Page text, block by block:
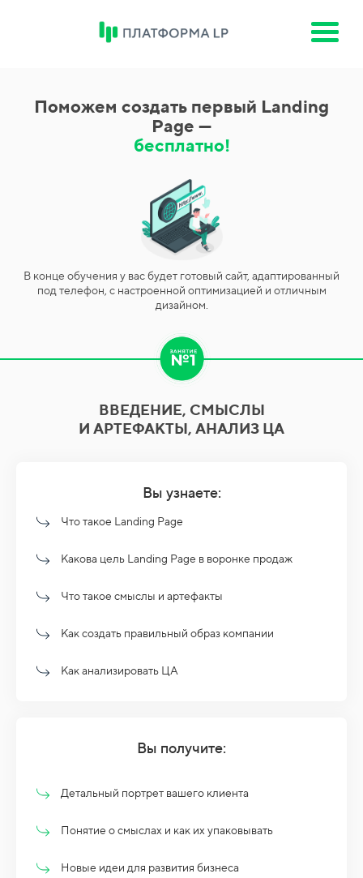
Поможем создать первый Landing
Page —
бесплатно!
В конце обучения у вас будет готовый сайт, адаптированный
под телефон, с настроенной оптимизацией и отличным
дизайном.
ВВЕДЕНИЕ, СМЫСЛЫ
И АРТЕФАКТЫ, АНАЛИЗ ЦА
Вы узнаете:
Что такое Landing Page
Какова цель Landing Page в воронке продаж
Что такое смыслы и артефакты
Как создать правильный образ компании
Как анализировать ЦА
Вы получите:
Детальный портрет вашего клиента
Понятие о смыслах и как их упаковывать
Новые идеи для развития бизнеса